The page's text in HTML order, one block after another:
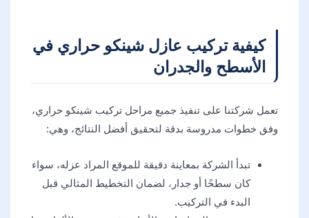
كيفية تركيب عازل شينكو حراري في
الأسطح والجدران
تعمل شركتنا على تنفيذ جميع مراحل تركيب شينكو حراري،
وفق خطوات مدروسة بدقة لتحقيق أفضل النتائج، وهي:
تبدأ الشركة بمعاينة دقيقة للموقع المراد عزله، سواء
كان سطحًا أو جدار، لضمان التخطيط المثالي قبل
البدء في التركيب.